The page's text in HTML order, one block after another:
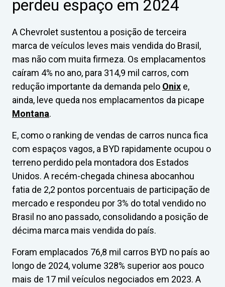
perdeu espaço em 2024
A Chevrolet sustentou a posição de terceira
marca de veículos leves mais vendida do Brasil,
mas não com muita firmeza. Os emplacamentos
caíram 4% no ano, para 314,9 mil carros, com
redução importante da demanda pelo Onix e,
ainda, leve queda nos emplacamentos da picape
Montana.
E, como o ranking de vendas de carros nunca fica
com espaços vagos, a BYD rapidamente ocupou o
terreno perdido pela montadora dos Estados
Unidos. A recém-chegada chinesa abocanhou
fatia de 2,2 pontos porcentuais de participação de
mercado e respondeu por 3% do total vendido no
Brasil no ano passado, consolidando a posição de
décima marca mais vendida do país.
Foram emplacados 76,8 mil carros BYD no país ao
longo de 2024, volume 328% superior aos pouco
mais de 17 mil veículos negociados em 2023. A